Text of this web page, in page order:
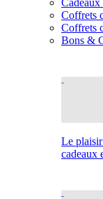
Cadeaux
Coffrets
Coffrets
Bons &
Le
cadeaux